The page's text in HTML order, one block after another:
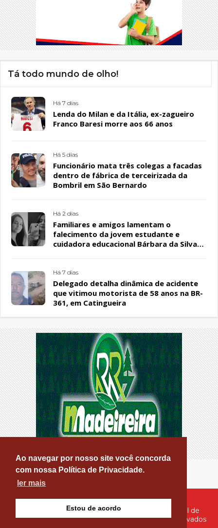
Ao navegar por nosso site você concorda
com nossa Política de Privacidade.
ler mais
Estou de acordo
Tá todo mundo de olho!
Há 7 dias
Lenda do Milan e da Itália, ex-zagueiro
Franco Baresi morre aos 66 anos
Há 5 dias
Funcionário mata três colegas a facadas
dentro de fábrica de terceirizada da
Bombril em São Bernardo
Há 2 dias
Familiares e amigos lamentam o
falecimento da jovem estudante e
cuidadora educacional Bárbara da Silva
Há 7 dias
Delegado detalha dinâmica de acidente
que vitimou motorista de 58 anos na BR-
361, em Catingueira
© Copyright 2026 - PATOS ONLINE - O seu Portal de
Notícias de Patos e Região - Todos os direitos reservados